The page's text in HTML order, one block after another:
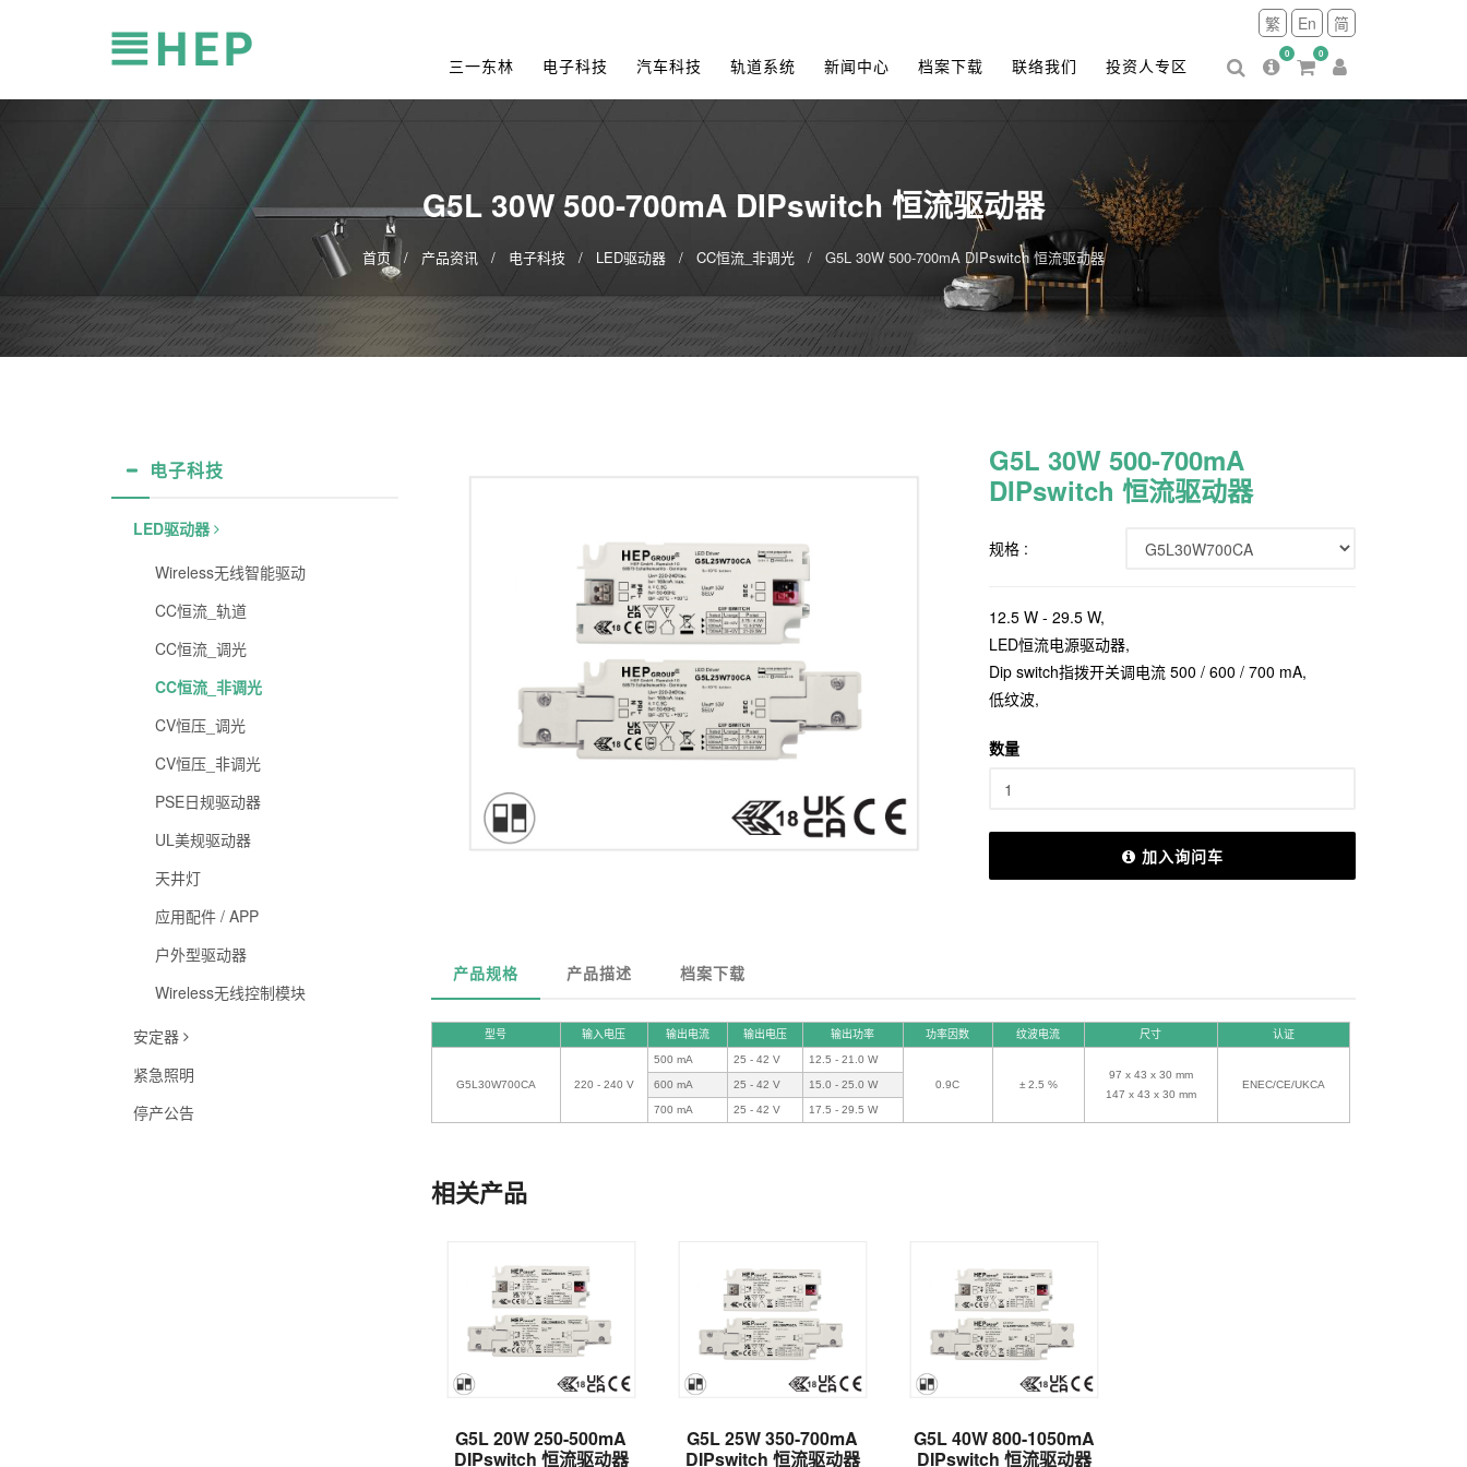
繁 En 简
0 0
三一东林 电子科技 汽车科技 轨道系统 新闻中心 档案下载 联络我们 投资人专区
G5L 30W 500-700mA DIPswitch 恒流驱动器
首页 产品资讯 电子科技 LED驱动器 CC恒流_非调光 G5L 30W 500-700mA DIPswitch 恒流驱动器
电子科技
LED驱动器
Wireless无线智能驱动
CC恒流_轨道
CC恒流_调光
CC恒流_非调光
CV恒压_调光
CV恒压_非调光
PSE日规驱动器
UL美规驱动器
天井灯
应用配件 / APP
户外型驱动器
Wireless无线控制模块
安定器
紧急照明
停产公告
G5L 30W 500-700mA
DIPswitch 恒流驱动器
规格 :
12.5 W - 29.5 W,
LED恒流电源驱动器,
Dip switch指拨开关调电流 500 / 600 / 700 mA,
低纹波,
数量
加入询问车
产品规格 产品描述 档案下载
型号 输入电压 输出电流 输出电压 输出功率 功率因数 纹波电流 尺寸 认证
G5L30W700CA 220 - 240 V
500 mA 25 - 42 V 12.5 - 21.0 W
0.9C ± 2.5 %
97 x 43 x 30 mm
147 x 43 x 30 mm
ENEC/CE/UKCA
600 mA 25 - 42 V 15.0 - 25.0 W
700 mA 25 - 42 V 17.5 - 29.5 W
相关产品
G5L 20W 250-500mA
DIPswitch 恒流驱动器
G5L 25W 350-700mA
DIPswitch 恒流驱动器
G5L 40W 800-1050mA
DIPswitch 恒流驱动器